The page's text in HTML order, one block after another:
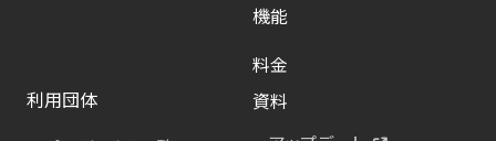
機能
料金
利用団体
資料